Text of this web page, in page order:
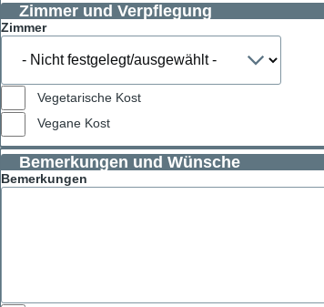
Zimmer und Verpflegung
Zimmer
Vegetarische Kost
Vegane Kost
Bemerkungen und Wünsche
Bemerkungen